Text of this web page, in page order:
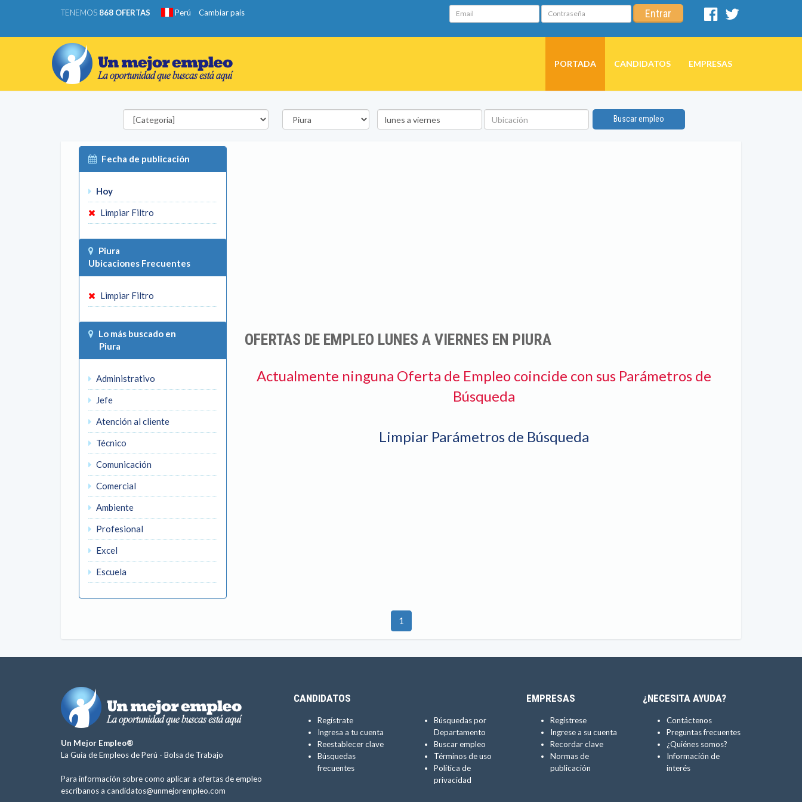
TENEMOS 868 OFERTAS Perú Cambiar país Email Contraseña Entrar
Facebook
PORTADA CANDIDATOS EMPRESAS
Categorías Departamento
Palabra
clave
Ubicación
Buscar empleo
Fecha de publicación
Hoy
Limpiar Filtro
Piura
Ubicaciones Frecuentes
Limpiar Filtro
Lo más buscado en
Piura
Administrativo
Jefe
Atención al cliente
Técnico
Comunicación
Comercial
Ambiente
Profesional
Excel
Escuela
OFERTAS DE EMPLEO LUNES A VIERNES EN PIURA
Actualmente ninguna Oferta de Empleo coincide con sus Parámetros de
Búsqueda
Limpiar Parámetros de Búsqueda
1
Un Mejor Empleo®
La Guía de Empleos de Perú - Bolsa de Trabajo
Para información sobre como aplicar a ofertas de empleo
escríbanos a candidatos@unmejorempleo.com
CANDIDATOS
Regístrate
Ingresa a tu cuenta
Reestablecer clave
Búsquedas
frecuentes
Búsquedas por
Departamento
Buscar empleo
Términos de uso
Política de
privacidad
EMPRESAS
Regístrese
Ingrese a su cuenta
Recordar clave
Normas de
publicación
¿NECESITA AYUDA?
Contáctenos
Preguntas frecuentes
¿Quiénes somos?
Información de
interés